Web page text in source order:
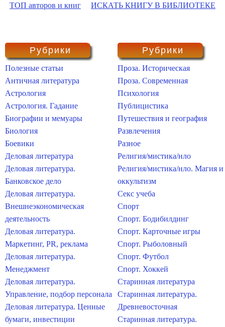
ТОП авторов и книг ИСКАТЬ КНИГУ В БИБЛИОТЕКЕ
Рубрики
Полезные статьи
Античная литература
Астрология
Астрология. Гадание
Биографии и мемуары
Биология
Боевики
Деловая литература
Деловая литература.
Банковское дело
Деловая литература.
Внешнеэкономическая
деятельность
Деловая литература.
Маркетинг, PR, реклама
Деловая литература.
Менеджмент
Деловая литература.
Управление, подбор персонала
Деловая литература. Ценные
бумаги, инвестиции
Рубрики
Проза. Историческая
Проза. Современная
Психология
Публицистика
Путешествия и география
Развлечения
Разное
Религия/мистика/нло
Религия/мистика/нло. Магия и
оккультизм
Секс учеба
Спорт
Спорт. Бодибилдинг
Спорт. Карточные игры
Спорт. Рыболовный
Спорт. Футбол
Спорт. Хоккей
Старинная литература
Старинная литература.
Древневосточная
Старинная литература.